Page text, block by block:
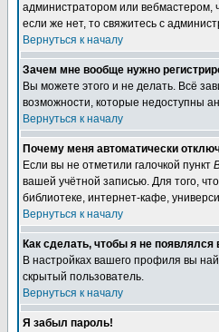
администратором или вебмастером,
если же нет, то свяжитесь с
Вернуться к началу
Зачем мне вообще нужно
Вы можете этого и не делать. Всё
возможности, которые недоступны
Вернуться к началу
Почему меня автоматически
Если вы не отметили галочкой пункт
вашей учётной записью. Для того,
библиотеке, интернет-кафе,
Вернуться к началу
Как сделать, чтобы я не
В настройках вашего профиля вы
скрытый пользователь.
Вернуться к началу
Я забыл пароль!